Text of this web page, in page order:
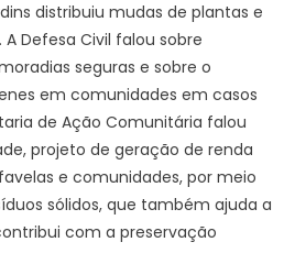
distribuiu mudas de plantas e
Defesa Civil falou sobre
seguras e sobre o
em comunidades em casos
de Ação Comunitária falou
projeto de geração de renda
e comunidades, por meio
sólidos, que também ajuda a
com a preservação